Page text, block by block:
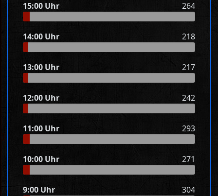
15:00 Uhr 264
14:00 Uhr 218
13:00 Uhr 217
12:00 Uhr 242
11:00 Uhr 293
10:00 Uhr 271
9:00 Uhr 304